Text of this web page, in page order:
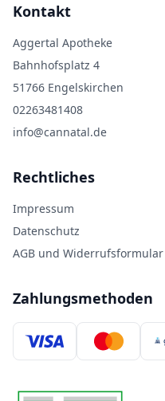
Kontakt
Aggertal Apotheke
Bahnhofsplatz 4
51766 Engelskirchen
02263481408
info@cannatal.de
Rechtliches
Impressum
Datenschutz
AGB und Widerrufsformular
Zahlungsmethoden